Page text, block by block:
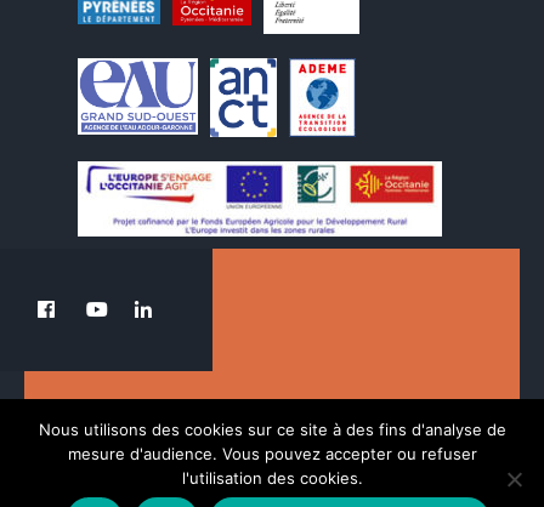
Le PETR au service de la transition du Pays
des Nestes.
Nous utilisons des cookies sur ce site à des fins d'analyse de
mesure d'audience. Vous pouvez accepter ou refuser
l'utilisation des cookies.